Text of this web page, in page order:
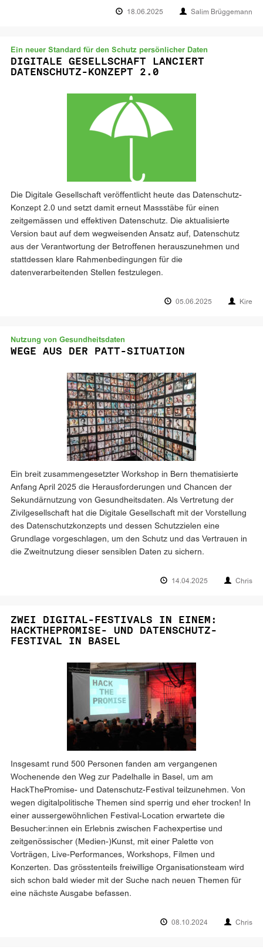
18.06.2025 Salim Brüggemann
Ein neuer Standard für den Schutz persönlicher Daten
DIGITALE GESELLSCHAFT LANCIERT
DATENSCHUTZ-KONZEPT 2.0
Die Digitale Gesellschaft veröffentlicht heute das Datenschutz-
Konzept 2.0 und setzt damit erneut Massstäbe für einen
zeitgemässen und effektiven Datenschutz. Die aktualisierte
Version baut auf dem wegweisenden Ansatz auf, Datenschutz
aus der Verantwortung der Betroffenen herauszunehmen und
stattdessen klare Rahmenbedingungen für die
datenverarbeitenden Stellen festzulegen.
05.06.2025 Kire
Nutzung von Gesundheitsdaten
WEGE AUS DER PATT-SITUATION
Ein breit zusammengesetzter Workshop in Bern thematisierte
Anfang April 2025 die Herausforderungen und Chancen der
Sekundärnutzung von Gesundheitsdaten. Als Vertretung der
Zivilgesellschaft hat die Digitale Gesellschaft mit der Vorstellung
des Datenschutzkonzepts und dessen Schutzzielen eine
Grundlage vorgeschlagen, um den Schutz und das Vertrauen in
die Zweitnutzung dieser sensiblen Daten zu sichern.
14.04.2025 Chris
ZWEI DIGITAL-FESTIVALS IN EINEM:
HACKTHEPROMISE- UND DATENSCHUTZ-
FESTIVAL IN BASEL
Insgesamt rund 500 Personen fanden am vergangenen
Wochenende den Weg zur Padelhalle in Basel, um am
HackThePromise- und Datenschutz-Festival teilzunehmen. Von
wegen digitalpolitische Themen sind sperrig und eher trocken! In
einer aussergewöhnlichen Festival-Location erwartete die
Besucher:innen ein Erlebnis zwischen Fachexpertise und
zeitgenössischer (Medien-)Kunst, mit einer Palette von
Vorträgen, Live-Performances, Workshops, Filmen und
Konzerten. Das grösstenteils freiwillige Organisationsteam wird
sich schon bald wieder mit der Suche nach neuen Themen für
eine nächste Ausgabe befassen.
08.10.2024 Chris